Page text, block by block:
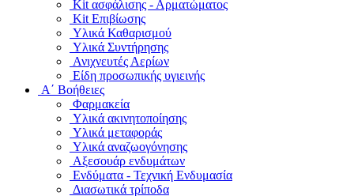
Kit ασφάλισης - Αρματώματος
Kit Επιβίωσης
Υλικά Καθαρισμού
Υλικά Συντήρησης
Ανιχνευτές Αερίων
Είδη προσωπικής υγιεινής
Α΄ Βοήθειες
Φαρμακεία
Υλικά ακινητοποίησης
Υλικά μεταφοράς
Υλικά αναζωογόνησης
Αξεσουάρ ενδυμάτων
Ενδύματα - Τεχνική Ενδυμασία
Διασωτικά τρίποδα